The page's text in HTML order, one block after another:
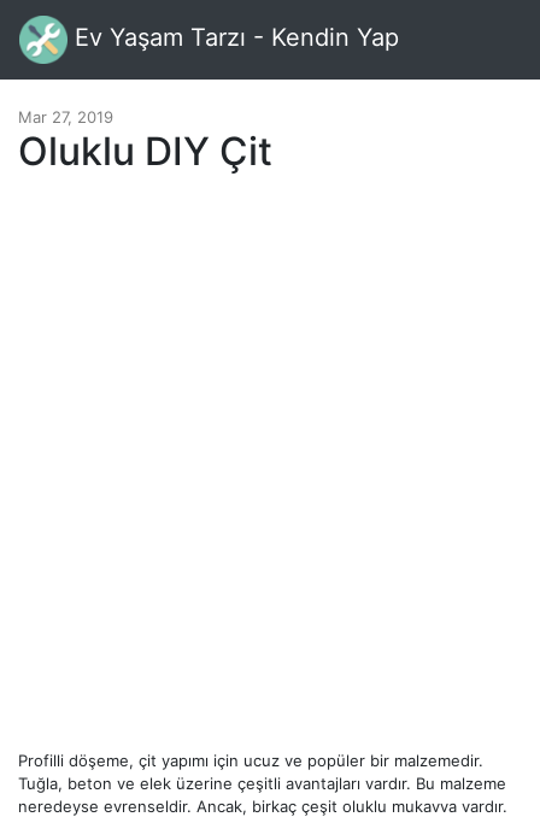
Ev Yaşam Tarzı - Kendin Yap
Mar 27, 2019
Oluklu DIY Çit
Profilli döşeme, çit yapımı için ucuz ve popüler bir malzemedir.
Tuğla, beton ve elek üzerine çeşitli avantajları vardır. Bu malzeme
neredeyse evrenseldir. Ancak, birkaç çeşit oluklu mukavva vardır.